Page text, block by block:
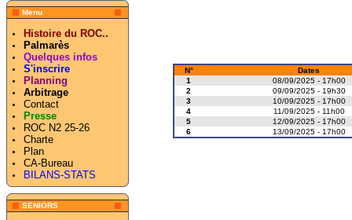
Menu
Histoire du ROC..
Palmarès
Quelques infos
S'inscrire
Planning
Arbitrage
Contact
Presse
ROC N2 25-26
Charte
Plan
CA-Bureau
BILANS-STATS
SENIORS
N°
Dates
1
08/09/2025 - 17h00
2
09/09/2025 - 19h30
3
10/09/2025 - 17h00
4
11/09/2025 - 11h00
5
12/09/2025 - 17h00
6
13/09/2025 - 17h00